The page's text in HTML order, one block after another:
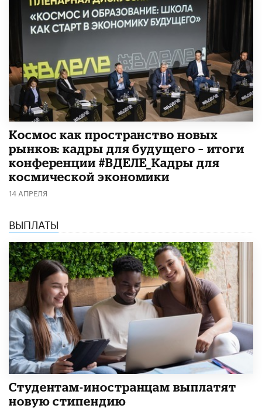
Космос как пространство новых
рынков: кадры для будущего – итоги
конференции #ВДЕЛЕ_Кадры для
космической экономики
14 АПРЕЛЯ
ВЫПЛАТЫ
Студентам-иностранцам выплатят
новую стипендию